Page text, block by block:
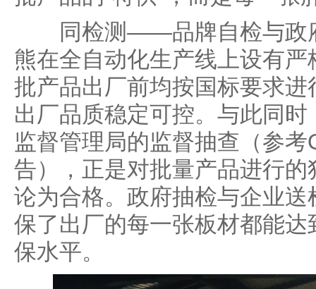
同检测——品牌自检与政
熊在全自动化生产线上设有
批产品出厂前均按国标要求
出厂品质稳定可控。与此同
监督管理局的监督抽查（参
告），正是对批量产品进行
论为合格。政府抽检与企业
保了出厂的每一张板材都能
保水平。